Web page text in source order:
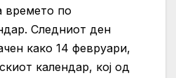
времето по
Следниот ден
како 14 февруари,
календар, кој од